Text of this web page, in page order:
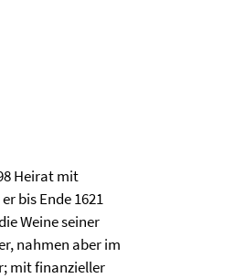
Heirat mit
bis Ende 1621
Weine seiner
nahmen aber im
mit finanzieller